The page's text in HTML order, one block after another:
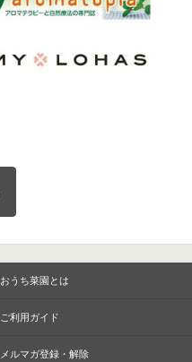
おうち菜園とは
ご利用ガイド
メルマガ登録・解除